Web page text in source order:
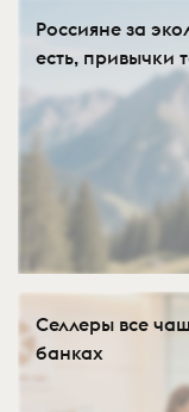
Россияне за
есть, привычки
Селлеры все
банках